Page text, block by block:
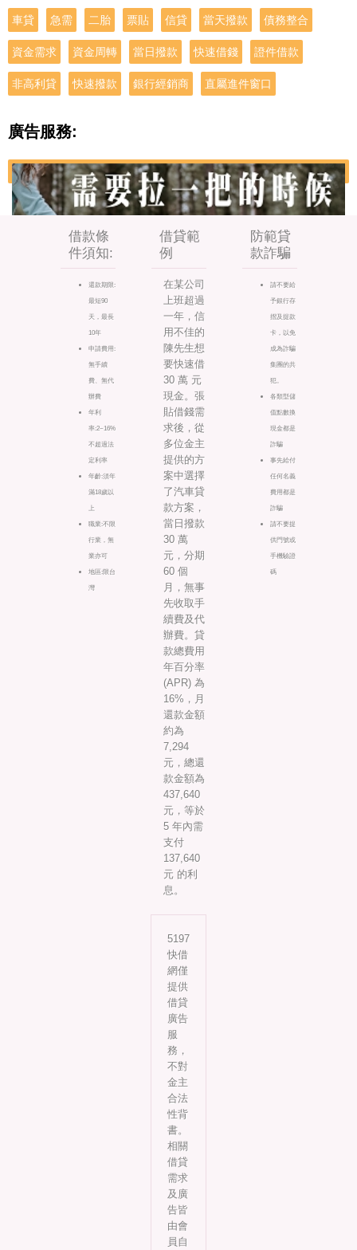
車貸 急需 二胎 票貼 信貸 當天撥款 債務整合
資金需求 資金周轉 當日撥款 快速借錢 證件借款
非高利貸 快速撥款 銀行經銷商 直屬進件窗口
廣告服務:
借款條
件須知:
還款期限:
最短90
天，最長
10年
申請費用:
無手續
費、無代
辦費
年利
率:2~16%
不超過法
定利率
年齡:須年
滿18歲以
上
職業:不限
行業，無
業亦可
地區:限台
灣
借貸範
例
在某公司
上班超過
一年，信
用不佳的
陳先生想
要快速借
30 萬 元
現金。張
貼借錢需
求後，從
多位金主
提供的方
案中選擇
了汽車貸
款方案，
當日撥款
30 萬
元，分期
60 個
月，無事
先收取手
續費及代
辦費。貸
款總費用
年百分率
(APR) 為
16%，月
還款金額
約為
7,294
元，總還
款金額為
437,640
元，等於
5 年內需
支付
137,640
元 的利
息。
防範貸
款詐騙
請不要給
予銀行存
摺及提款
卡，以免
成為詐騙
集團的共
犯。
各類型儲
值點數換
現金都是
詐騙
事先給付
任何名義
費用都是
詐騙
請不要提
供門號或
手機驗證
碼
5197
快借
網僅
提供
借貸
廣告
服
務，
不對
金主
合法
性背
書。
相關
借貸
需求
及廣
告皆
由會
員自